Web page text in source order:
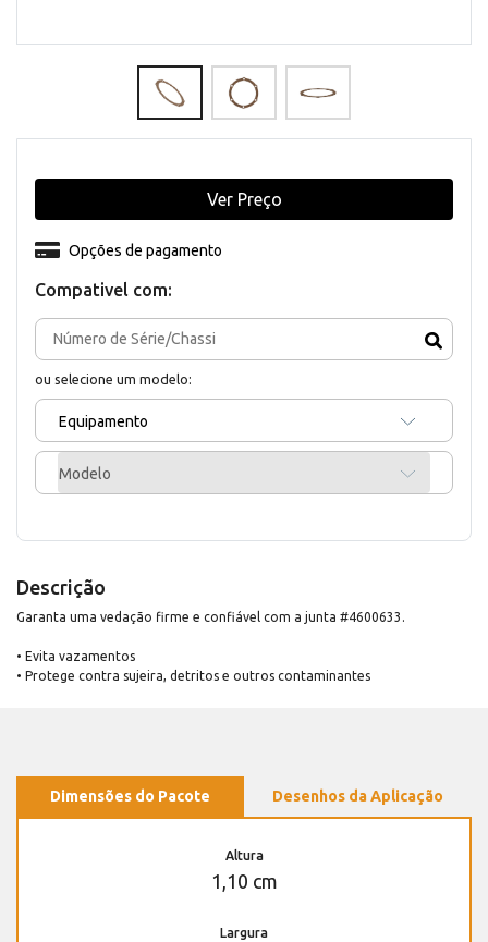
Compativel com:
ou selecione um modelo:
Equipamento
Modelo
Opções de pagamento
Ver Preço
Descrição
Garanta uma vedação firme e confiável com a junta #4600633.
• Evita vazamentos
• Protege contra sujeira, detritos e outros contaminantes
Dimensões do Pacote Desenhos da Aplicação
Altura
1,10 cm
Largura